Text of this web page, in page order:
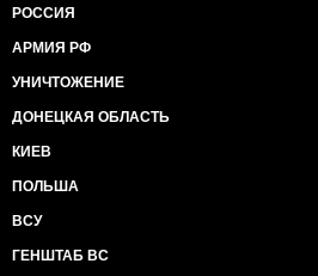
РОССИЯ
АРМИЯ РФ
УНИЧТОЖЕНИЕ
ДОНЕЦКАЯ ОБЛАСТЬ
КИЕВ
ПОЛЬША
ВСУ
ГЕНШТАБ ВС